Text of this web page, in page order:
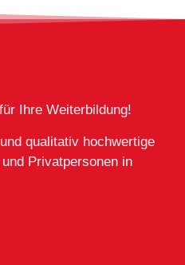
Ihre Weiterbildung!
qualitativ hochwertige
Privatpersonen in